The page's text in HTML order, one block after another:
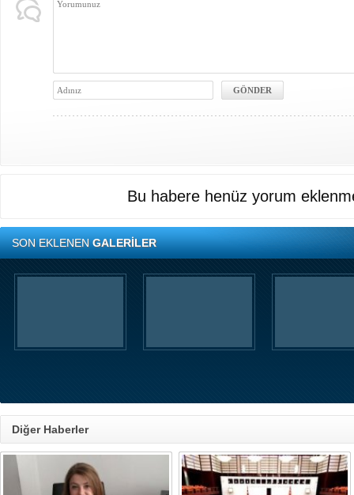
Bu habere henüz yorum
SON EKLENENGALERİLER
Diğer Haberler